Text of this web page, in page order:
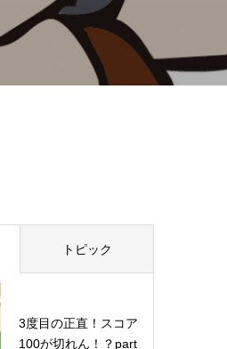
トピック
3度目の正直！スコア
100が切れん！？part